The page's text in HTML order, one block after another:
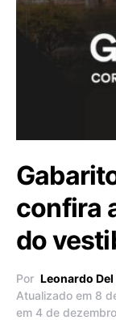
confira
do
Por Leonardo Del
Atualizado em 8
em 4 de